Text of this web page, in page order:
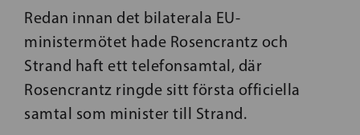
Redan innan det bilaterala EU-
ministermötet hade Rosencrantz och
Strand haft ett telefonsamtal, där
Rosencrantz ringde sitt första officiella
samtal som minister till Strand.